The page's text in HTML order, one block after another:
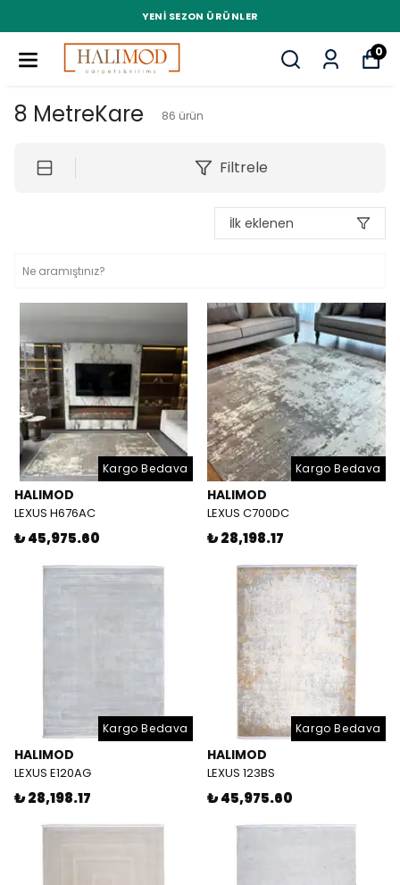
YENI SEZON ÜRÜNLER
0
8 MetreKare 86 ürün
Filtrele
İlk eklenen
Kargo Bedava
HALIMOD
LEXUS H676AC
₺ 45,975.60
Kargo Bedava
HALIMOD
LEXUS C700DC
₺ 28,198.17
Kargo Bedava
HALIMOD
LEXUS E120AG
₺ 28,198.17
Kargo Bedava
HALIMOD
LEXUS 123BS
₺ 45,975.60